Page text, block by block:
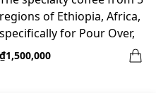
regions of Ethiopia, Africa,
specifically for Pour Over,
100% Arabica - Heirloom
₫1,500,000